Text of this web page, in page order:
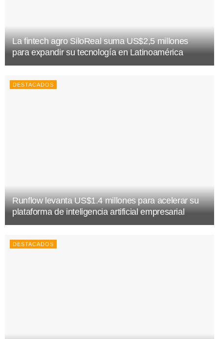
La fintech agro SiloReal suma US$2,5 millones
para expandir su tecnología en Latinoamérica
DESTACADOS
Runflow levanta US$1.4 millones para acelerar su
plataforma de inteligencia artificial empresarial
DESTACADOS